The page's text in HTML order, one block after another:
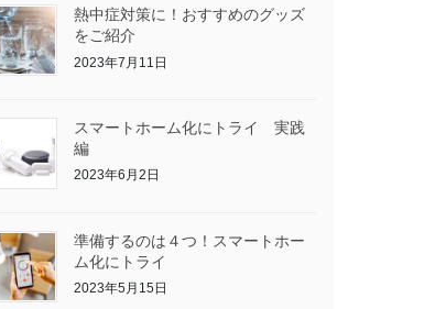
熱中症対策に！おすすめのグッズ
をご紹介
2023年7月11日
スマートホーム化にトライ 実践
編
2023年6月2日
準備するのは４つ！スマートホー
ム化にトライ
2023年5月15日